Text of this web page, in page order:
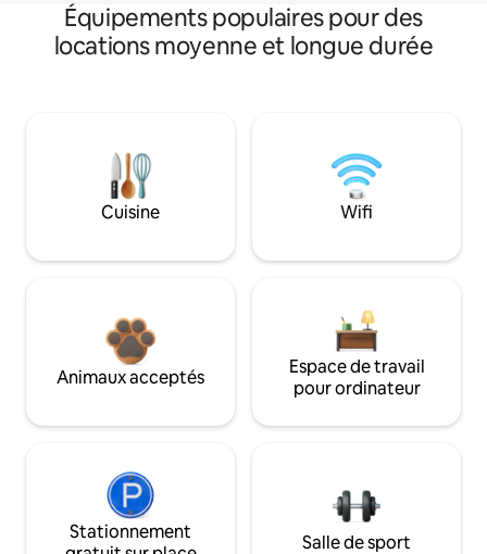
Équipements populaires pour des
locations moyenne et longue durée
Cuisine Wifi
Animaux acceptés
Espace de travail
pour ordinateur
Stationnement
Salle de sport